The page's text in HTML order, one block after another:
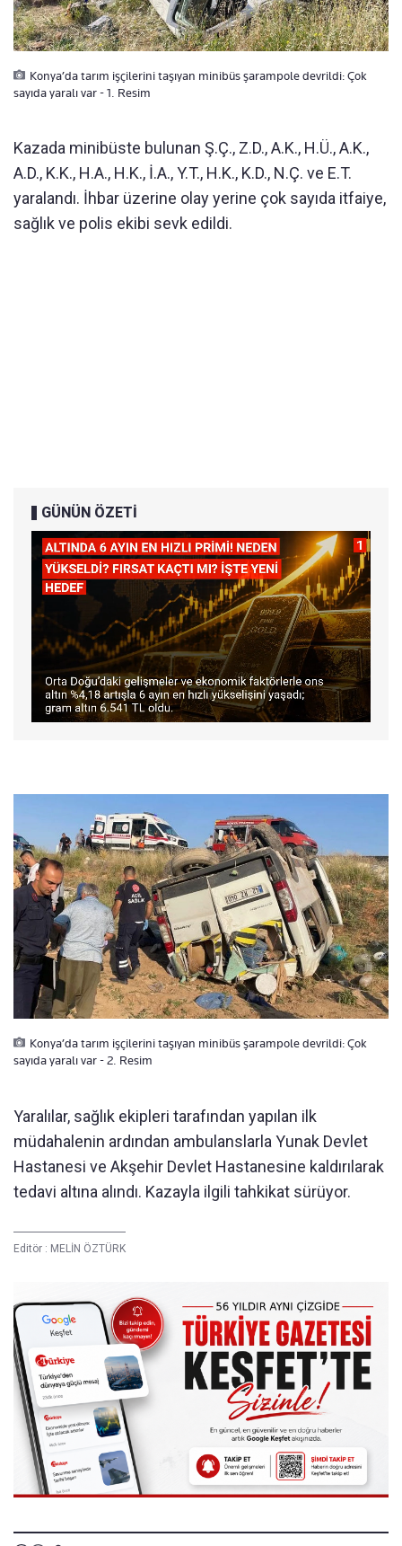
Konya’da tarım işçilerini taşıyan minibüs şarampole devrildi: Çok
sayıda yaralı var - 1. Resim
Kazada minibüste bulunan Ş.Ç., Z.D., A.K., H.Ü., A.K.,
A.D., K.K., H.A., H.K., İ.A., Y.T., H.K., K.D., N.Ç. ve E.T.
yaralandı. İhbar üzerine olay yerine çok sayıda itfaiye,
sağlık ve polis ekibi sevk edildi.
GÜNÜN ÖZETİ
Konya’da tarım işçilerini taşıyan minibüs şarampole devrildi: Çok
sayıda yaralı var - 2. Resim
Yaralılar, sağlık ekipleri tarafından yapılan ilk
müdahalenin ardından ambulanslarla Yunak Devlet
Hastanesi ve Akşehir Devlet Hastanesine kaldırılarak
tedavi altına alındı. Kazayla ilgili tahkikat sürüyor.
Editör : MELİN ÖZTÜRK